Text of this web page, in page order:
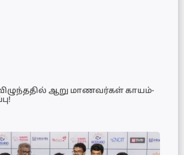
விழுந்ததில் ஆறு மாணவர்கள் காயம்-